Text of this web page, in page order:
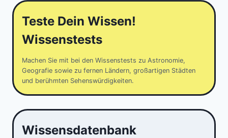
Teste Dein Wissen!
Wissenstests
Machen Sie mit bei den Wissenstests zu Astronomie,
Geografie sowie zu fernen Ländern, großartigen Städten
und berühmten Sehenswürdigkeiten.
Wissensdatenbank